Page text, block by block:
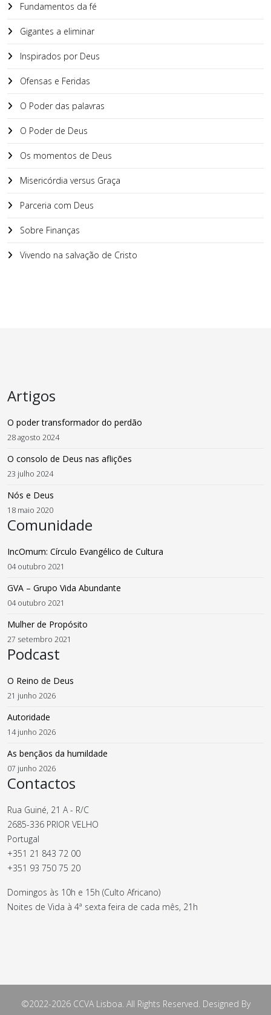
Fundamentos da fé
Gigantes a eliminar
Inspirados por Deus
Ofensas e Feridas
O Poder das palavras
O Poder de Deus
Os momentos de Deus
Misericórdia versus Graça
Parceria com Deus
Sobre Finanças
Vivendo na salvação de Cristo
Artigos
O poder transformador do perdão
28 agosto 2024
O consolo de Deus nas aflições
23 julho 2024
Nós e Deus
18 maio 2020
Comunidade
IncOmum: Círculo Evangélico de Cultura
04 outubro 2021
GVA – Grupo Vida Abundante
04 outubro 2021
Mulher de Propósito
27 setembro 2021
Podcast
O Reino de Deus
21 junho 2026
Autoridade
14 junho 2026
As bençãos da humildade
07 junho 2026
Contactos
Rua Guiné, 21 A - R/C
2685-336 PRIOR VELHO
Portugal
+351 21 843 72 00
+351 93 750 75 20
Domingos às 10h e 15h (Culto Africano)
Noites de Vida à 4ª sexta feira de cada mês, 21h
©2022-2026 CCVA Lisboa. All Rights Reserved. Designed By